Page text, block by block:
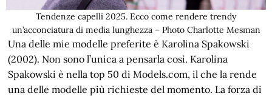
Tendenze capelli 2025. Ecco come rendere trendy
un’acconciatura di media lunghezza – Photo Charlotte Mesman
Una delle mie modelle preferite è Karolina Spakowski
(2002). Non sono l’unica a pensarla così. Karolina
Spakowski è nella top 50 di Models.com, il che la rende
una delle modelle più richieste del momento. La forza di